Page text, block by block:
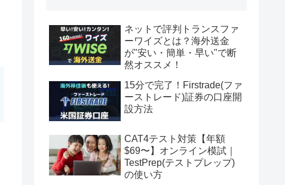
ネットで評判トランスファ
ーワイズとは？海外送金
が"安い・簡単・早い"で断
然オススメ！
15分で完了！Firstrade(ファ
ーストレード)証券の口座開
設方法
CAT4テスト対策【年額
$69〜】オンライン模試｜
TestPrep(テストプレップ)
の使い方